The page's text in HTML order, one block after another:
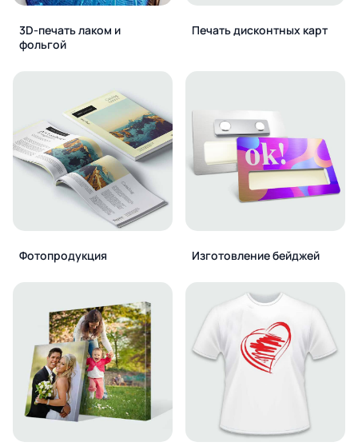
3D-печать лаком и
фольгой
Печать дисконтных карт
Фотопродукция Изготовление бейджей